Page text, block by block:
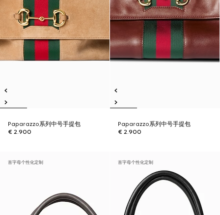
Paparazzo系列中号手提包
€ 2.900
Paparazzo系列中号手提包
€ 2.900
首字母个性化定制 首字母个性化定制